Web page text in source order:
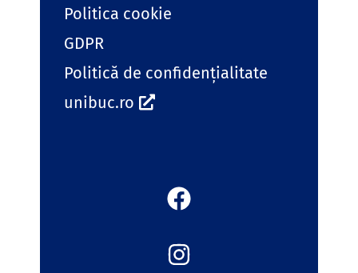
Politica cookie
GDPR
Politică de confidențialitate
unibuc.ro